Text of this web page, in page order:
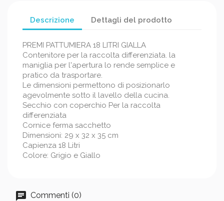
Descrizione Dettagli del prodotto
PREMI PATTUMIERA 18 LITRI GIALLA
Contenitore per la raccolta differenziata. la
maniglia per l'apertura lo rende semplice e
pratico da trasportare.
Le dimensioni permettono di posizionarlo
agevolmente sotto il lavello della cucina.
Secchio con coperchio Per la raccolta
differenziata
Cornice ferma sacchetto
Dimensioni: 29 x 32 x 35 cm
Capienza 18 Litri
Colore: Grigio e Giallo
Commenti (0)